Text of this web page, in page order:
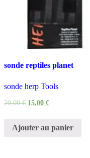
sonde reptiles planet
sonde herp Tools
20,00€ 15,00 €
Ajouter au panier